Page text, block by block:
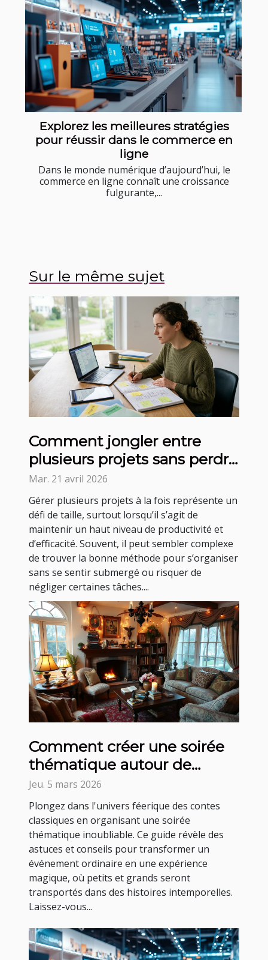
Explorez les meilleures stratégies
pour réussir dans le commerce en
ligne
Dans le monde numérique d’aujourd’hui, le
commerce en ligne connaît une croissance
fulgurante,...
Sur le même sujet
Comment jongler entre
plusieurs projets sans perdre
en efficacité ?
Mar. 21 avril 2026
Gérer plusieurs projets à la fois représente un
défi de taille, surtout lorsqu’il s’agit de
maintenir un haut niveau de productivité et
d’efficacité. Souvent, il peut sembler complexe
de trouver la bonne méthode pour s’organiser
sans se sentir submergé ou risquer de
négliger certaines tâches....
Comment créer une soirée
thématique autour de
contes classiques ?
Jeu. 5 mars 2026
Plongez dans l'univers féerique des contes
classiques en organisant une soirée
thématique inoubliable. Ce guide révèle des
astuces et conseils pour transformer un
événement ordinaire en une expérience
magique, où petits et grands seront
transportés dans des histoires intemporelles.
Laissez-vous...